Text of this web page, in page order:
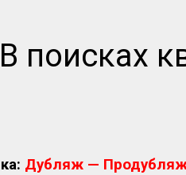
поисках
Дубляж —